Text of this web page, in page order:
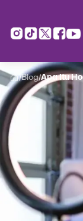
Kartu Perdana AXIS
/Blog/Apa Itu